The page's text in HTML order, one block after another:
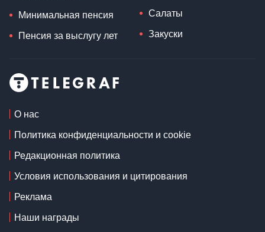
Минимальная пенсия
Пенсия за выслугу лет
Салаты
Закуски
О нас
Политика конфиденциальности и cookie
Редакционная политика
Условия использования и цитирования
Реклама
Наши награды